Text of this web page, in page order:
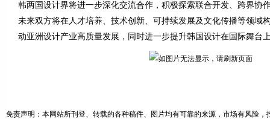
韩两国设计界将进一步深化交流合作，积极探索联合开发、跨界协
未来双方将在人才培养、技术创新、可持续发展及文化传播等领域
动亚洲设计产业高质量发展，同时进一步提升韩国设计在国际舞台
免责声明：本网站所刊登、转载的各种稿件、图片均有可靠的来源，市场有风险